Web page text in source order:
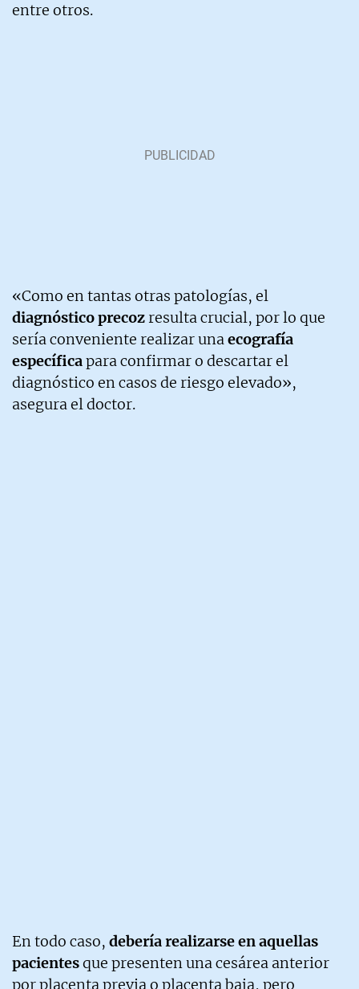
entre otros.
«Como en tantas otras patologías, el
diagnóstico precozresulta crucial, por lo que
sería conveniente realizar unaecografía
específicapara confirmar o descartar el
diagnóstico en casos de riesgo elevado»,
asegura el doctor.
En todo caso, debería realizarse en aquellas
pacientesque presenten una cesárea anterior
por placenta previa o placenta baja, pero